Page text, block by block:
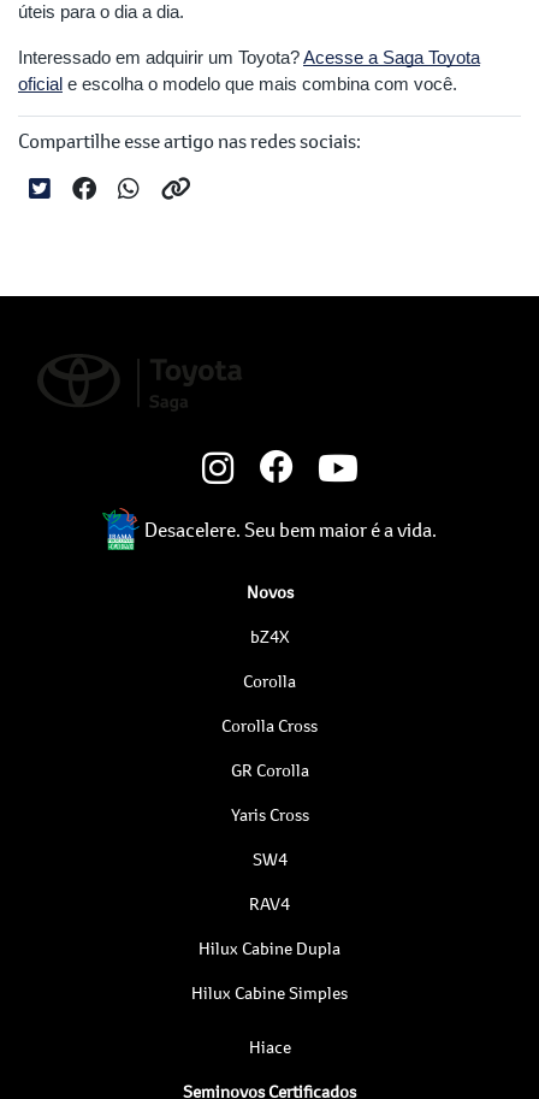
úteis para o dia a dia.
Interessado em adquirir um Toyota?Acesse a Saga Toyota
oficial e escolha o modelo que mais combina com você.
Compartilhe esse artigo nas redes sociais:
Desacelere. Seu bem maior é a vida.
Novos
bZ4X
Corolla
Corolla Cross
GR Corolla
Yaris Cross
SW4
RAV4
Hilux Cabine Dupla
Hilux Cabine Simples
Hiace
Seminovos Certificados